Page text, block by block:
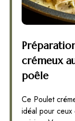
crémeux
poêle
Ce Poulet
idéal pour ceux